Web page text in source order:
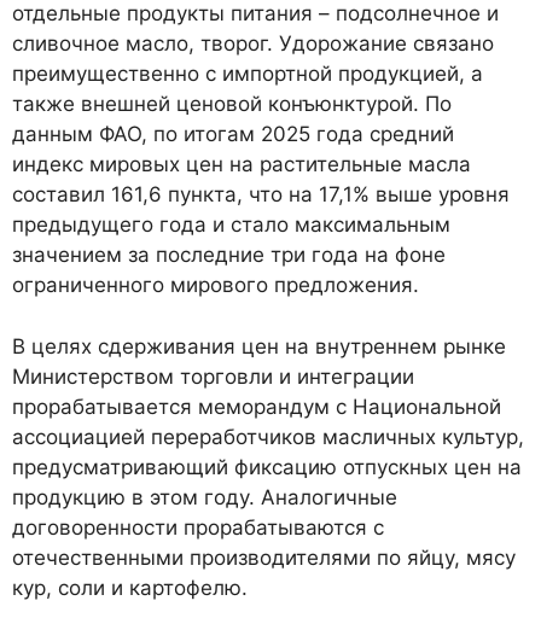
отдельные продукты питания – подсолнечное и
сливочное масло, творог. Удорожание связано
преимущественно с импортной продукцией, а
также внешней ценовой конъюнктурой. По
данным ФАО, по итогам 2025 года средний
индекс мировых цен на растительные масла
составил 161,6 пункта, что на 17,1% выше уровня
предыдущего года и стало максимальным
значением за последние три года на фоне
ограниченного мирового предложения.
В целях сдерживания цен на внутреннем рынке
Министерством торговли и интеграции
прорабатывается меморандум с Национальной
ассоциацией переработчиков масличных культур,
предусматривающий фиксацию отпускных цен на
продукцию в этом году. Аналогичные
договоренности прорабатываются с
отечественными производителями по яйцу, мясу
кур, соли и картофелю.